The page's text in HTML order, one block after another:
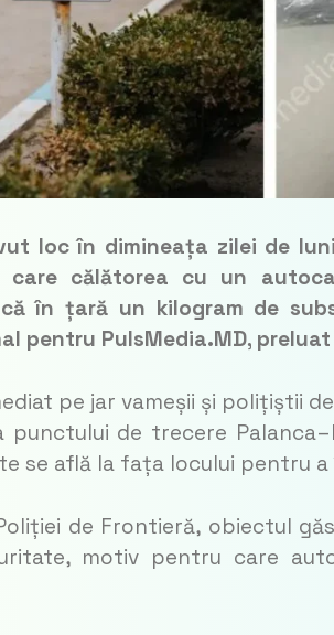
loc în dimineața zilei de
care călătorea cu un
în țară un kilogram de
pentru PulsMedia.MD,
pe jar vameșii și polițiștii
punctului de trecere
se află la fața locului pentru
de Frontieră, obiectul
motiv pentru care